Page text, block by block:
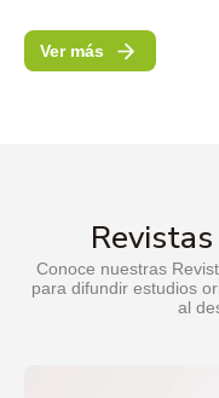
Ver más
Conoce nuestras
para difundir estudios
al